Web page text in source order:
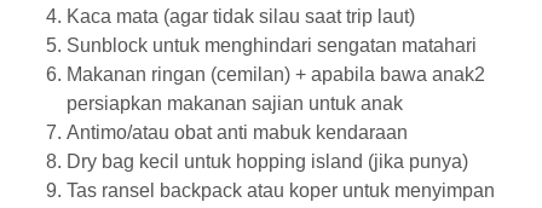
Kaca mata (agar tidak silau saat trip laut)
Sunblock untuk menghindari sengatan matahari
Makanan ringan (cemilan) + apabila bawa anak2
persiapkan makanan sajian untuk anak
Antimo/atau obat anti mabuk kendaraan
Dry bag kecil untuk hopping island (jika punya)
Tas ransel backpack atau koper untuk menyimpan